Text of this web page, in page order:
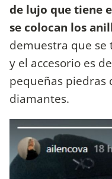
de lujo que tiene
se colocan los
demuestra que
y el accesorio es
pequeñas piedras
diamantes.